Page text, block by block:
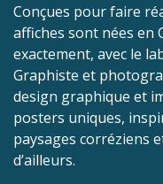
Conçues pour faire
affiches sont nées en
exactement, avec le
Graphiste et
design graphique et
posters uniques,
paysages corréziens
d’ailleurs.